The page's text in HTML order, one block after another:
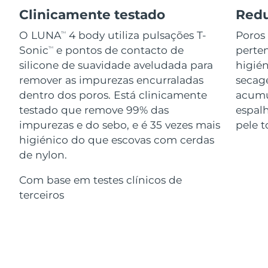
Clinicamente testado
O LUNATM
4 body utiliza pulsações T-
SonicTM
e pontos de contacto de
silicone de suavidade aveludada para
remover as impurezas encurraladas
dentro dos poros. Está clinicamente
testado que remove 99% das
impurezas e do sebo, e é 35 vezes mais
higiénico do que escovas com cerdas
de nylon.
Com base em testes clínicos de
terceiros
pele
Advanced pore care essentials
Serum
For healthy hair
issa™ Teeth Whitening Gel
Cosméticos Homens
Comprar todos
FOREO APP
SOBRE
Itália Entrega prevista 8/12/26
Japão Entrega prevista 8/15/26
Jersey Entrega prevista 8/17/26
Cazaquistão Entrega prevista
Letônia